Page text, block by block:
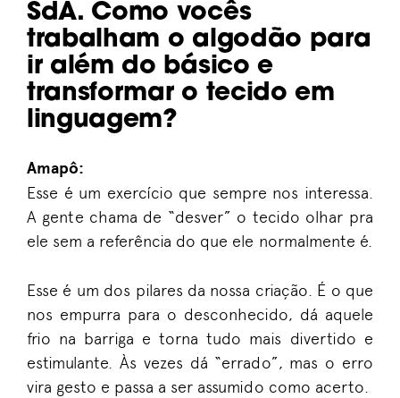
SdA. Como vocês
trabalham o algodão para
ir além do básico e
transformar o tecido em
linguagem?
Amapô:
Esse é um exercício que sempre nos interessa.
A gente chama de “desver” o tecido olhar pra
ele sem a referência do que ele normalmente é.
Esse é um dos pilares da nossa criação. É o que
nos empurra para o desconhecido, dá aquele
frio na barriga e torna tudo mais divertido e
estimulante. Às vezes dá “errado”, mas o erro
vira gesto e passa a ser assumido como acerto.